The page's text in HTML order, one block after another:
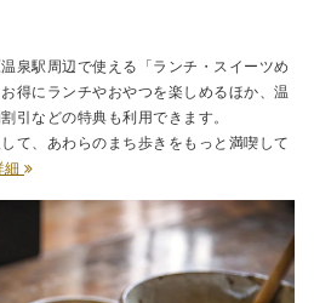
泉駅周辺で使える「ランチ・スイーツめ
得にランチやおやつを楽しめるほか、温
引などの特典も利用できます。
て、あわらのまち歩きをもっと満喫して
細